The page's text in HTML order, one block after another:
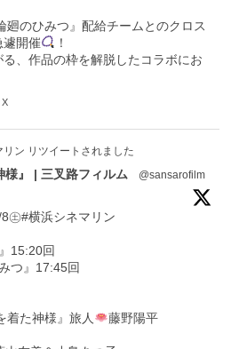
廻のひみつ』配給チームとのクロス
遽開催
！
、作品の枠を解脱したコラボにお
X
リン リツイートされました
様』 | 三叉路フィルム
@sansarofilm
8㊏#横浜シネマリン
15:20回
つ』17:45回
着た神様』旅人
藤野陽平